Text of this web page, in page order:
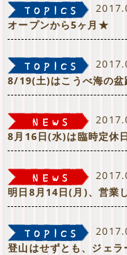
オープンから5ヶ月★
8/19(土)はこうべ海の
8月16日(水)は臨時定休
明日8月14日(月)、営業
登山はせずとも、ジェ